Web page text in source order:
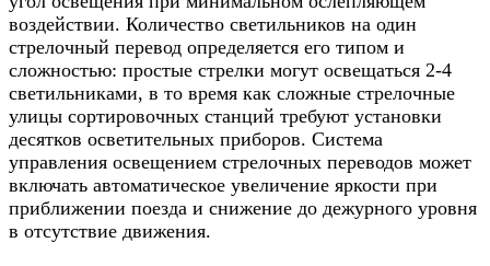
воздействии. Количество светильников на один
стрелочный перевод определяется его типом и
сложностью: простые стрелки могут освещаться 2-4
светильниками, в то время как сложные стрелочные
улицы сортировочных станций требуют установки
десятков осветительных приборов. Система
управления освещением стрелочных переводов может
включать автоматическое увеличение яркости при
приближении поезда и снижение до дежурного уровня
в отсутствие движения.